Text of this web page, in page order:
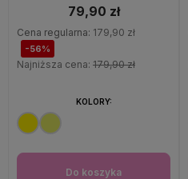
79,90 zł
Cena regularna: 179,90 zł
-56%
Najniższa cena: 179,90 zł
Do koszyka
KOLORY: